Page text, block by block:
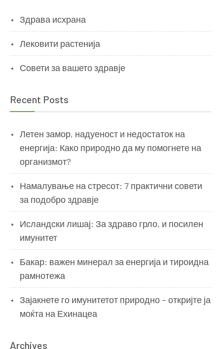
Здрава исхрана
Лековити растенија
Совети за вашето здравје
Recent Posts
Летен замор, надуеност и недостаток на
енергија: Како природно да му помогнете на
организмот?
Намалување на стресот: 7 практични совети
за подобро здравје
Исландски лишај: За здраво грло, и посилен
имунитет
Бакар: важен минерал за енергија и тироидна
рамнотежа
Зајакнете го имунитетот природно – откријте ја
моќта на Ехинацеа
Archives